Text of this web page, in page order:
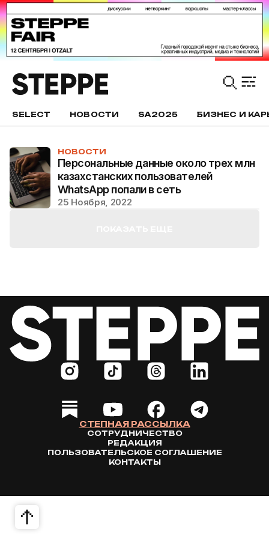
SELECT НОВОСТИ SA2025 БИЗНЕС И
НОВОСТИ
Персональные данные около трех млн
казахстанских пользователей
WhatsApp попали в сеть
25 Ноября, 2022
СТЕПНАЯ РАССЫЛКА
СОТРУДНИЧЕСТВО
РЕДАКЦИЯ
ПОЛЬЗОВАТЕЛЬСКОЕ СОГЛАШЕНИЕ
КОНТАКТЫ